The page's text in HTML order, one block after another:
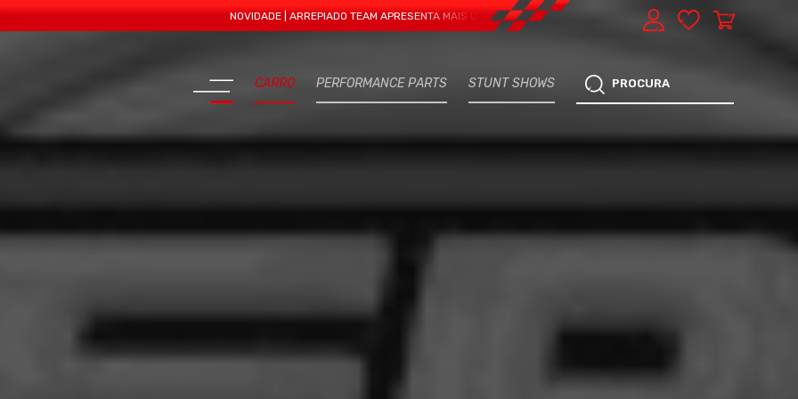
NOVIDADE | ARREPIADO TEAM APRESENTA MAIS UMA VERTENTE - EXPRESS CAR SERVICE, MANUTENÇÃO DO TEU CARRO -
CARRO PERFORMANCE PARTS STUNT SHOWS